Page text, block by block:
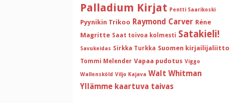
Palladium Kirjat Pentti Saarikoski
Pyynikin Trikoo Raymond Carver Réne
Magritte Saat toivoa kolmesti Satakieli!
Savukeidas Sirkka Turkka Suomen kirjailijaliitto
Tommi Melender Vapaa pudotus Viggo
Wallensköld Viljo Kajava Walt Whitman
Yllämme kaartuva taivas